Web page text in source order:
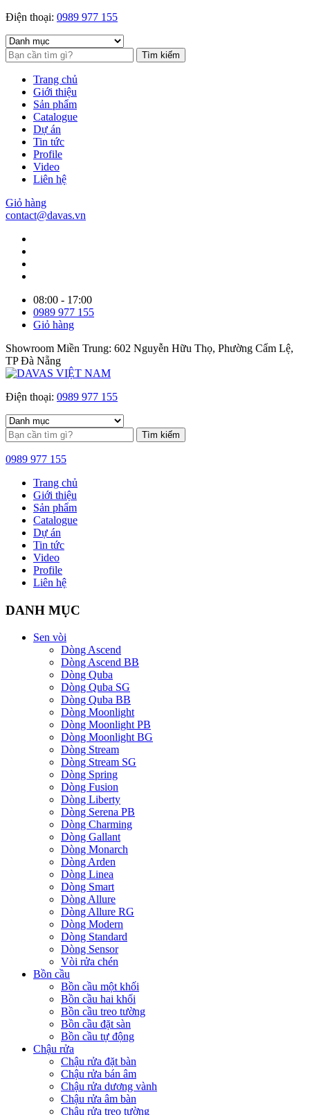
Điện thoại: 0989 977 155
Tìm kiếm
Trang chủ
Giới thiệu
Sản phẩm
Catalogue
Dự án
Tin tức
Profile
Video
Liên hệ
Giỏ hàng
contact@davas.vn
08:00 - 17:00
0989 977 155
Giỏ hàng
Showroom Miền Trung: 602 Nguyễn Hữu Thọ, Phường Cẩm Lệ,
TP Đà Nẵng
Điện thoại: 0989 977 155
Tìm kiếm
0989 977 155
Trang chủ
Giới thiệu
Sản phẩm
Catalogue
Dự án
Tin tức
Video
Profile
Liên hệ
DANH MỤC
Sen vòi
Dòng Ascend
Dòng Ascend BB
Dòng Quba
Dòng Quba SG
Dòng Quba BB
Dòng Moonlight
Dòng Moonlight PB
Dòng Moonlight BG
Dòng Stream
Dòng Stream SG
Dòng Spring
Dòng Fusion
Dòng Liberty
Dòng Serena PB
Dòng Charming
Dòng Gallant
Dòng Monarch
Dòng Arden
Dòng Linea
Dòng Smart
Dòng Allure
Dòng Allure RG
Dòng Modern
Dòng Standard
Dòng Sensor
Vòi rửa chén
Bồn cầu
Bồn cầu một khối
Bồn cầu hai khối
Bồn cầu treo tường
Bồn cầu đặt sàn
Bồn cầu tự động
Chậu rửa
Chậu rửa đặt bàn
Chậu rửa bán âm
Chậu rửa dương vành
Chậu rửa âm bàn
Chậu rửa treo tường